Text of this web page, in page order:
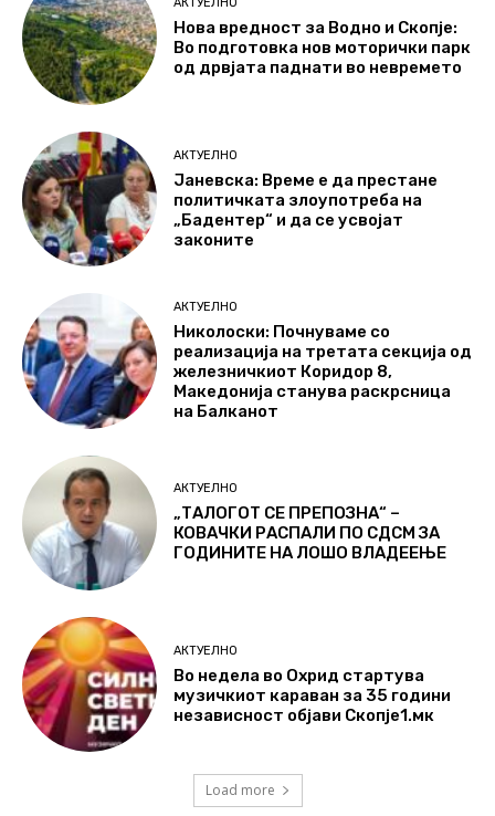
АКТУЕЛНО
Нова вредност за Водно и Скопје:
Во подготовка нов моторички парк
од дрвјата паднати во невремето
АКТУЕЛНО
Јаневска: Време е да престане
политичката злоупотреба на
„Бадентер“ и да се усвојат
законите
АКТУЕЛНО
Николоски: Почнуваме со
реализација на третата секција од
железничкиот Коридор 8,
Македонија станува раскрсница
на Балканот
АКТУЕЛНО
„ТАЛОГОТ СЕ ПРЕПОЗНА“ –
КОВАЧКИ РАСПАЛИ ПО СДСМ ЗА
ГОДИНИТЕ НА ЛОШО ВЛАДЕЕЊЕ
АКТУЕЛНО
Во недела во Охрид стартува
музичкиот караван за 35 години
независност објави Скопје1.мк
Load more